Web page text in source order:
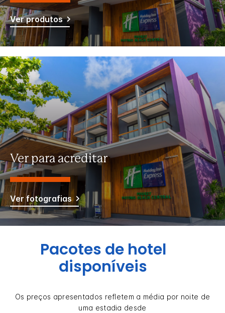
Ver produtos
Ver para acreditar
Ver fotografias
Pacotes de hotel
disponíveis
Os preços apresentados refletem a média por noite de
uma estadia desde